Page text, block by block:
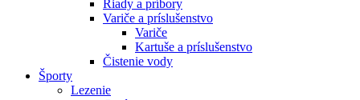
Riady a príbory
Variče a príslušenstvo
Variče
Kartuše a príslušenstvo
Čistenie vody
Športy
Lezenie